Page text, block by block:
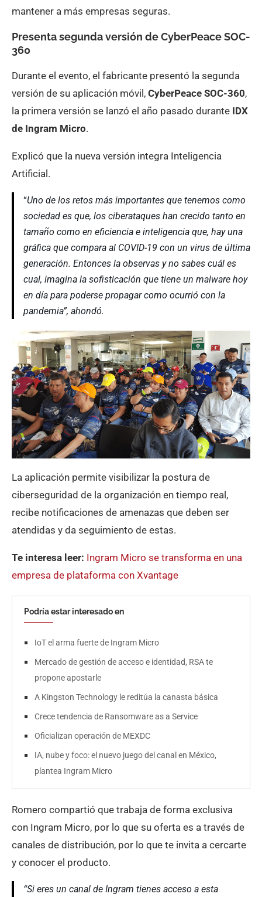
mantener a más empresas seguras.
Presenta segunda versión de CyberPeace SOC-
360
Durante el evento, el fabricante presentó la segunda
versión de su aplicación móvil, CyberPeace SOC-360,
la primera versión se lanzó el año pasado durante IDX
de Ingram Micro.
Explicó que la nueva versión integra Inteligencia
Artificial.
“Uno de los retos más importantes que tenemos como
sociedad es que, los ciberataques han crecido tanto en
tamaño como en eficiencia e inteligencia que, hay una
gráfica que compara al COVID-19 con un virus de última
generación. Entonces la observas y no sabes cuál es
cual, imagina la sofisticación que tiene un malware hoy
en día para poderse propagar como ocurrió con la
pandemia”, ahondó.
La aplicación permite visibilizar la postura de
ciberseguridad de la organización en tiempo real,
recibe notificaciones de amenazas que deben ser
atendidas y da seguimiento de estas.
Te interesa leer: Ingram Micro se transforma en una
empresa de plataforma con Xvantage
Podría estar interesado en
IoT el arma fuerte de Ingram Micro
Mercado de gestión de acceso e identidad, RSA te
propone apostarle
A Kingston Technology le reditúa la canasta básica
Crece tendencia de Ransomware as a Service
Oficializan operación de MEXDC
IA, nube y foco: el nuevo juego del canal en México,
plantea Ingram Micro
Romero compartió que trabaja de forma exclusiva
con Ingram Micro, por lo que su oferta es a través de
canales de distribución, por lo que te invita a cercarte
y conocer el producto.
“Si eres un canal de Ingram tienes acceso a esta